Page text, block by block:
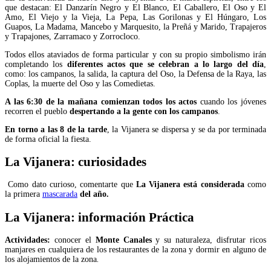
que destacan: El Danzarín Negro y El Blanco, El Caballero, El Oso y El
Amo, El Viejo y la Vieja, La Pepa, Las Gorilonas y El Húngaro, Los
Guapos, La Madama, Mancebo y Marquesito, la Preñá y Marido, Trapajeros
y Trapajones, Zarramaco y Zorrocloco.
Todos ellos ataviados de forma particular y con su propio simbolismo irán
completando los diferentes actos que se celebran a lo largo del día
como: los campanos, la salida, la captura del Oso, la Defensa de la Raya, las
Coplas, la muerte del Oso y las Comedietas.
A las 6:30 de la mañana comienzan todos los actos cuando los jóvenes
recorren el pueblo despertando a la gente con los campanos
En torno a las 8 de la tarde, la Vijanera se dispersa y se da por terminada
de forma oficial la fiesta.
La Vijanera: curiosidades
Como dato curioso, comentarte que La Vijanera está consideradacomo
la primera mascarada del año.
La Vijanera: información Práctica
Actividades: conocer el Monte Canalesy su naturaleza, disfrutar ricos
manjares en cualquiera de los restaurantes de la zona y dormir en alguno de
los alojamientos de la zona.